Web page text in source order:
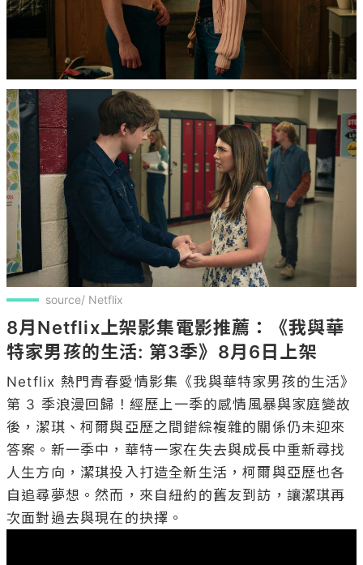
source/ Netflix
8月Netflix上架影集電影推薦：《我與華
特家男孩的生活: 第3季》8月6日上架
Netflix 熱門青春愛情影集《我與華特家男孩的生活》
第 3 季浪漫回歸！經歷上一季的感情風暴與家庭變故
後，潔琪、柯爾與亞歷之間錯綜複雜的關係仍未迎來
答案。新一季中，華特一家在失去與成長中重新尋找
人生方向，潔琪投入打造全新生活，柯爾與亞歷也各
自追尋夢想。然而，來自紐約的舊友到訪，讓潔琪再